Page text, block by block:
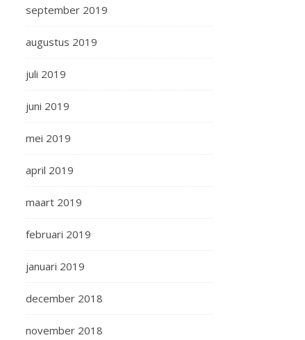
september 2019
augustus 2019
juli 2019
juni 2019
mei 2019
april 2019
maart 2019
februari 2019
januari 2019
december 2018
november 2018